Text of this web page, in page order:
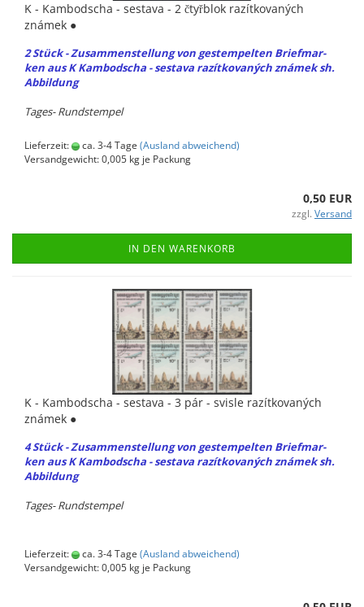
K - Kam­bo­dscha - sesta­va - 2 čtyřblok razítko­vaných
známek ●
2 Stück - Zu­sam­men­stel­lung von ge­stem­pel­ten Brief­mar­
ken aus K Kam­bo­dscha - sesta­va razítko­vaných známek sh.
Ab­bil­dung
Tages-​ Runds­tem­pel
Lieferzeit: ca. 3-4 Tage (Ausland abweichend)
Versandgewicht:0,005 kg je Packung
0,50 EUR
zzgl. Versand
IN DEN WARENKORB
K - Kam­bo­dscha - sesta­va - 3 pár - svis­le razítko­vaných
známek ●
4 Stück - Zu­sam­men­stel­lung von ge­stem­pel­ten Brief­mar­
ken aus K Kam­bo­dscha - sesta­va razítko­vaných známek sh.
Ab­bil­dung
Tages-​ Runds­tem­pel
Lieferzeit: ca. 3-4 Tage (Ausland abweichend)
Versandgewicht:0,005 kg je Packung